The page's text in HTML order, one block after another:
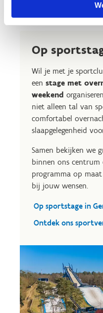
Op
Wil je met je
een stage met
weekend
niet alleen tal van
comfortabel
slaapgelegenheid
Samen bekijken we
binnen ons centrum
programma op
bij jouw wensen.
Op sportstage in
Ontdek ons